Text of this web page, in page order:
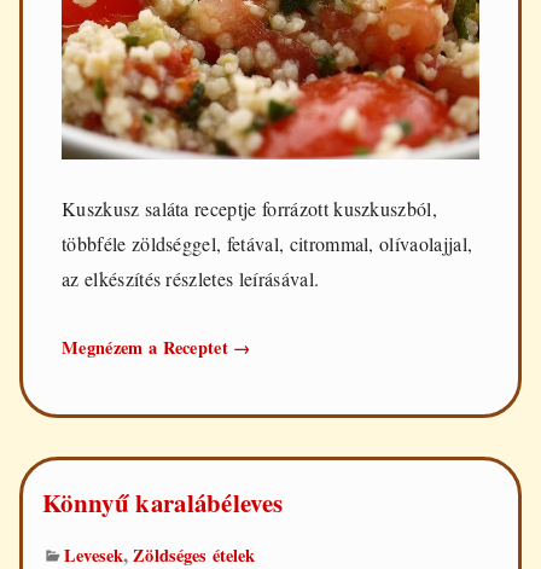
Kuszkusz saláta receptje forrázott kuszkuszból,
többféle zöldséggel, fetával, citrommal, olívaolajjal,
az elkészítés részletes leírásával.
Megnézem a Receptet Kuszkusz
→
Könnyű karalábéleves
Levesek,Zöldséges ételek